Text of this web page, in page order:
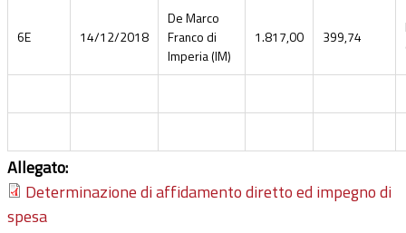
6E 14/12/2018
De Marco
Franco di
Imperia (IM)
1.817,00 399,74
Allegato:
Determinazione di affidamento diretto ed impegno di
spesa